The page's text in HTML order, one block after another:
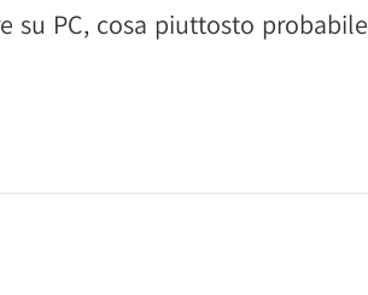
su PC, cosa piuttosto probabile